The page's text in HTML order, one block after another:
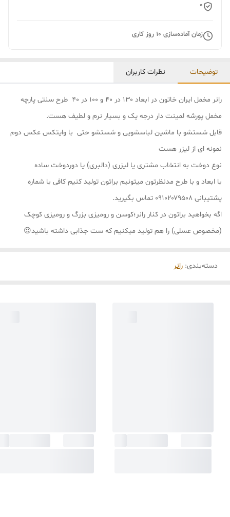
0
زمان آماده‌سازی 10 روز کاری
توضیحات نظرات کاربران
رانر مخمل ایران خاتون در ابعاد ۱۳۰ در ۴۰ و ۱۰۰ در ۴۰ طرح سنتی پارچه
مخمل پورشه لمینت دار درجه یک و بسیار نرم و لطیف هست.
قابل شستشو با ماشین لباسشویی و شستشو حتی با وایتکس عکس دوم
نمونه ای از لیزر هست
نوع دوخت به انتخاب مشتری یا لیزری (دالبری) یا دوردوخت ساده
با ابعاد و با طرح مدنظرتون میتونیم براتون تولید کنیم کافی با شماره
پشتیبانی ۰۹۱۰۲۰۷۹۵۰۸ تماس بگیرید.
اگه بخواهید براتون در کنار رانر؛کوسن و رومیزی بزرگ و رومیزی کوچک
(مخصوص عسلی) را هم تولید میکنیم که ست جذابی داشته باشید😍
دسته‌بندی: رانر